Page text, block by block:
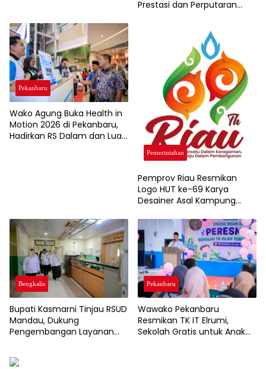
Prestasi dan Perputaran
Pekanbaru
Wako Agung Buka Health in
Motion 2026 di Pekanbaru,
Hadirkan RS Dalam dan Luar
Pemerintahan
Pemprov Riau Resmikan
Logo HUT ke-69 Karya
Desainer Asal Kampung
Harmoni dan Budaya
Melayu
Bengkalis
Bupati Kasmarni Tinjau RSUD
Mandau, Dukung
Pengembangan Layanan
Pekanbaru
Wawako Pekanbaru
Resmikan TK IT Elrumi,
Sekolah Gratis untuk Anak